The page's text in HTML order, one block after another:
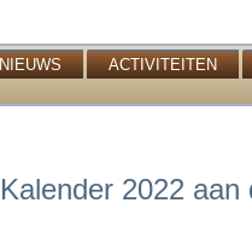
NIEUWS ACTIVITEITEN
2022